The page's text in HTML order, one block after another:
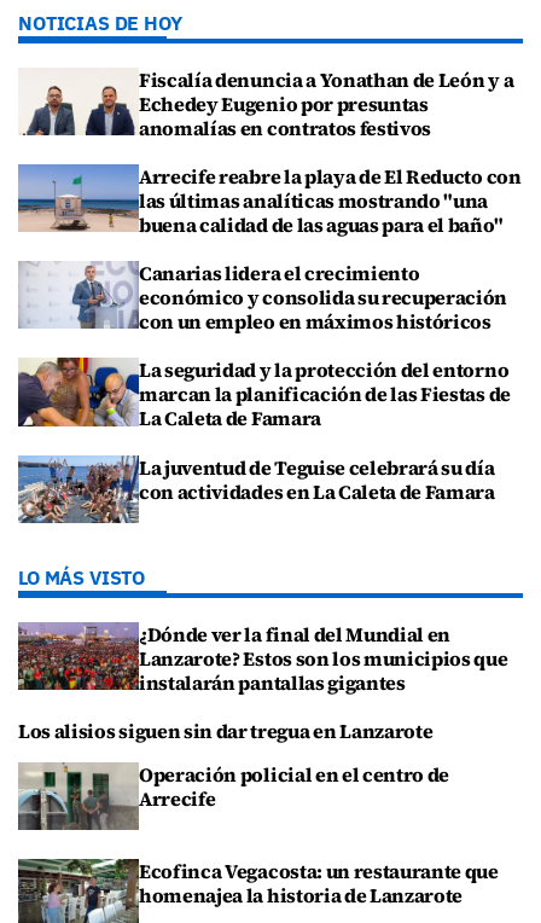
NOTICIAS DE HOY
Fiscalía denuncia a Yonathan de León y a
Echedey Eugenio por presuntas
anomalías en contratos festivos
Arrecife reabre la playa de El Reducto con
las últimas analíticas mostrando "una
buena calidad de las aguas para el baño"
Canarias lidera el crecimiento
económico y consolida su recuperación
con un empleo en máximos históricos
La seguridad y la protección del entorno
marcan la planificación de las Fiestas de
La Caleta de Famara
La juventud de Teguise celebrará su día
con actividades en La Caleta de Famara
LO MÁS VISTO
¿Dónde ver la final del Mundial en
Lanzarote? Estos son los municipios que
instalarán pantallas gigantes
Los alisios siguen sin dar tregua en Lanzarote
Operación policial en el centro de
Arrecife
Ecofinca Vegacosta: un restaurante que
homenajea la historia de Lanzarote